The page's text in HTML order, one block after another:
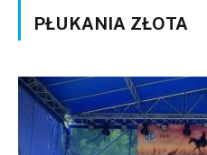
PŁUKANIA ZŁOTA